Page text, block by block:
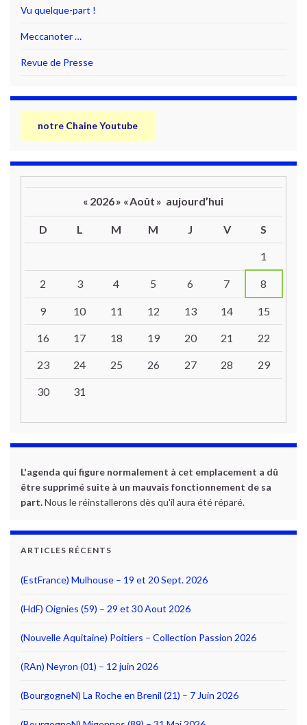
Vu quelque-part !
Meccanoter …
Revue de Presse
notre Chaine Youtube
« 2026» «Août » aujourd’hui
D L M M J V S
1
2 3 4 5 6 7 8
9 10 11 12 13 14 15
16 17 18 19 20 21 22
23 24 25 26 27 28 29
30 31
L'agenda qui figure normalement à cet emplacement a dû
être supprimé suite à un mauvais fonctionnement de sa
part.Nous le réinstallerons dès qu'il aura été réparé.
ARTICLES RÉCENTS
(EstFrance) Mulhouse – 19 et 20 Sept. 2026
(HdF) Oignies (59) – 29 et 30 Aout 2026
(Nouvelle Aquitaine) Poitiers – Collection Passion 2026
(RAn) Neyron (01) – 12 juin 2026
(BourgogneN) La Roche en Brenil (21) – 7 Juin 2026